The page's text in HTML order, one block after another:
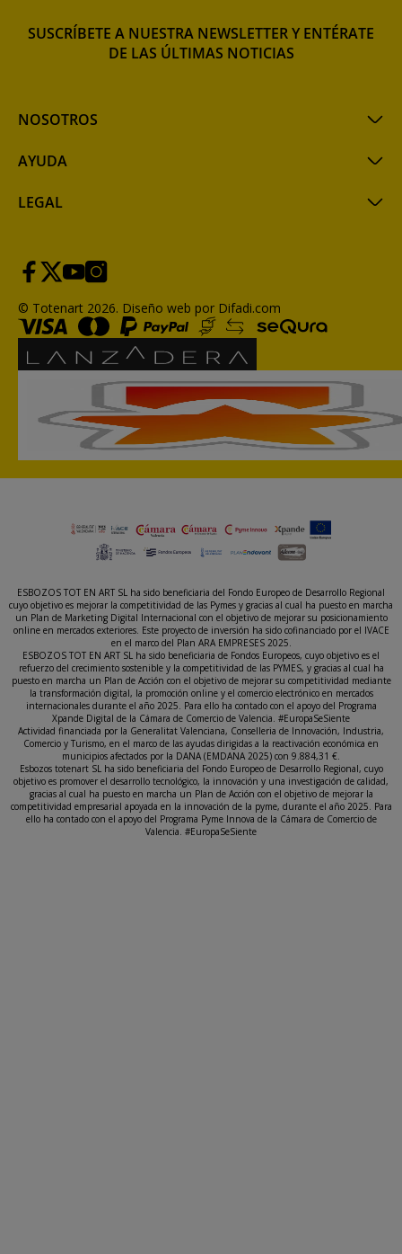
NOSOTROS
AYUDA
LEGAL
SUSCRÍBETE A NUESTRA NEWSLETTER Y ENTÉRATE
DE LAS ÚLTIMAS NOTICIAS
© Totenart 2026. Diseño web por Difadi.com
ESBOZOS TOT EN ART SL ha sido beneficiaria del Fondo Europeo de Desarrollo Regional
cuyo objetivo es mejorar la competitividad de las Pymes y gracias al cual ha puesto en marcha
un Plan de Marketing Digital Internacional con el objetivo de mejorar su posicionamiento
online en mercados exteriores. Este proyecto de inversión ha sido cofinanciado por el IVACE
en el marco del Plan ARA EMPRESES 2025.
ESBOZOS TOT EN ART SL ha sido beneficiaria de Fondos Europeos, cuyo objetivo es el
refuerzo del crecimiento sostenible y la competitividad de las PYMES, y gracias al cual ha
puesto en marcha un Plan de Acción con el objetivo de mejorar su competitividad mediante
la transformación digital, la promoción online y el comercio electrónico en mercados
internacionales durante el año 2025. Para ello ha contado con el apoyo del Programa
Xpande Digital de la Cámara de Comercio de Valencia. #EuropaSeSiente
Actividad financiada por la Generalitat Valenciana, Conselleria de Innovación, Industria,
Comercio y Turismo, en el marco de las ayudas dirigidas a la reactivación económica en
municipios afectados por la DANA (EMDANA 2025) con 9.884,31 €.
Esbozos totenart SL ha sido beneficiaria del Fondo Europeo de Desarrollo Regional, cuyo
objetivo es promover el desarrollo tecnológico, la innovación y una investigación de calidad,
gracias al cual ha puesto en marcha un Plan de Acción con el objetivo de mejorar la
competitividad empresarial apoyada en la innovación de la pyme, durante el año 2025. Para
ello ha contado con el apoyo del Programa Pyme Innova de la Cámara de Comercio de
Valencia. #EuropaSeSiente